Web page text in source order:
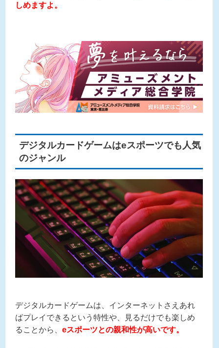
しめますよ。
デジタルカードゲームはeスポーツでも人気
のジャンル
デジタルカードゲームは、インターネットさえあれ
ばプレイできるという特性や、見るだけでも楽しめ
ることから、 eスポーツとの親和性が高いです。